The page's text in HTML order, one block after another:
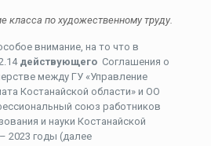
класса по художественному труду.
внимание, на то что в
действующегоСоглашения о
между ГУ «Управление
Костанайской области» и ОО
союз работников
и науки Костанайской
2023 годы (далее